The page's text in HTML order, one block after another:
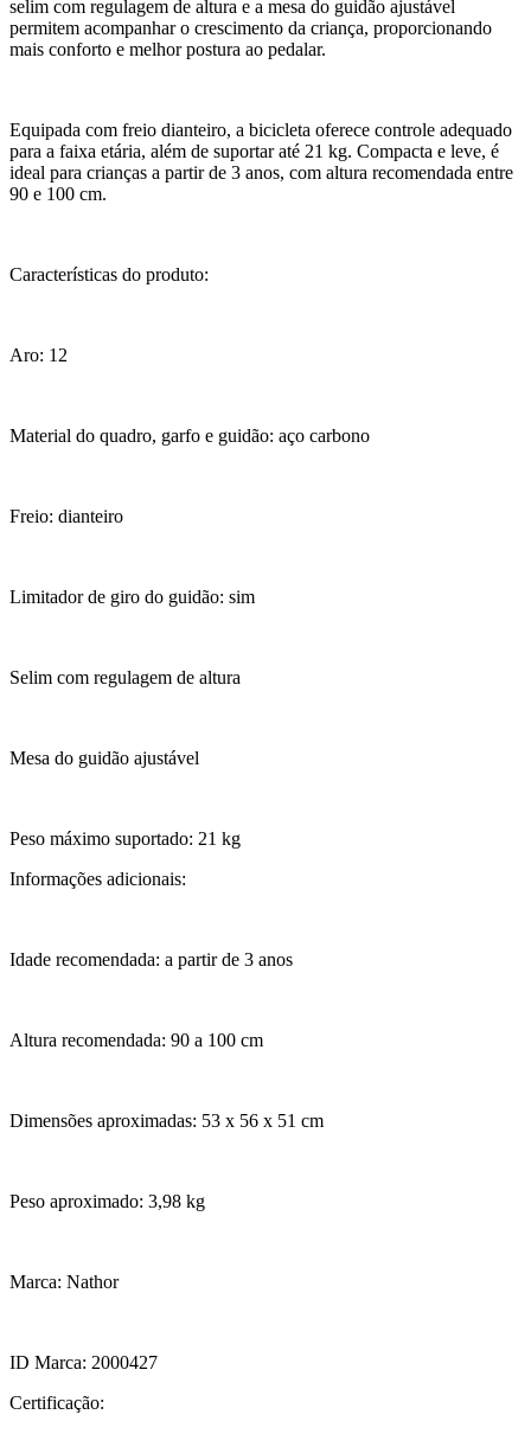
selim com regulagem de altura e a mesa do guidão ajustável
permitem acompanhar o crescimento da criança, proporcionando
mais conforto e melhor postura ao pedalar.
Equipada com freio dianteiro, a bicicleta oferece controle adequado
para a faixa etária, além de suportar até 21 kg. Compacta e leve, é
ideal para crianças a partir de 3 anos, com altura recomendada entre
90 e 100 cm.
Características do produto:
Aro: 12
Material do quadro, garfo e guidão: aço carbono
Freio: dianteiro
Limitador de giro do guidão: sim
Selim com regulagem de altura
Mesa do guidão ajustável
Peso máximo suportado: 21 kg
Informações adicionais:
Idade recomendada: a partir de 3 anos
Altura recomendada: 90 a 100 cm
Dimensões aproximadas: 53 x 56 x 51 cm
Peso aproximado: 3,98 kg
Marca: Nathor
ID Marca: 2000427
Certificação: